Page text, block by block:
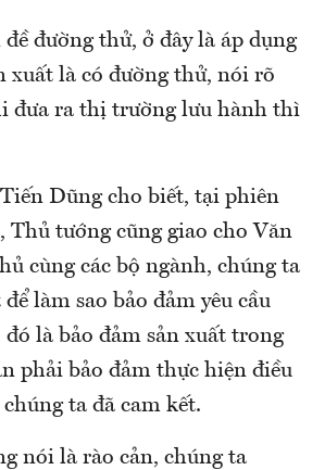
đường thử, ở đây là áp dụng
xuất là có đường thử, nói rõ
đưa ra thị trường lưu hành thì
Dũng cho biết, tại phiên
Thủ tướng cũng giao cho Văn
cùng các bộ ngành, chúng ta
làm sao bảo đảm yêu cầu
là bảo đảm sản xuất trong
phải bảo đảm thực hiện điều
ta đã cam kết.
nói là rào cản, chúng ta